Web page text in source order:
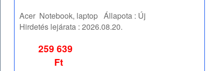
Acer Notebook, laptop Állapota : Új
Hirdetés lejárata :2026.08.20.
259 639
Ft